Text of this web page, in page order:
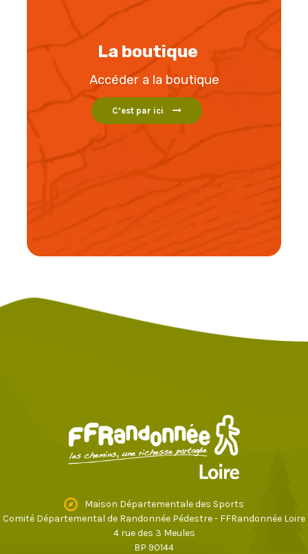
La boutique
Accéder a la boutique
C’est par ici
Maison Départementale des Sports
Comité Départemental de Randonnée Pédestre - FFRandonnée Loire
4 rue des 3 Meules
BP 90144